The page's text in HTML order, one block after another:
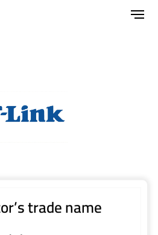
trade name